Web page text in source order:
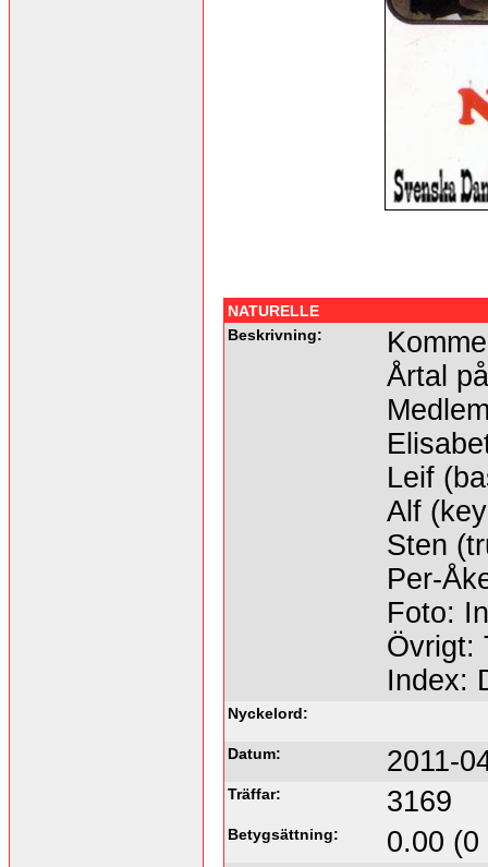
NATURELLE
Beskrivning:
Årtal
Leif
Alf
Sten
Per-
Foto:
Övrigt:
Index:
Nyckelord:
Datum: 2011-
Träffar: 3169
Betygsättning: 0.00